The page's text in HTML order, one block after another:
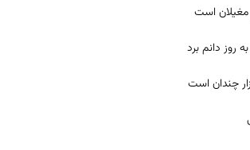
مغیلان است
روز دانم برد
چندان است